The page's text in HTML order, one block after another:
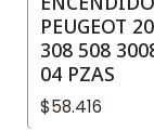
PEUGEOT
308 508
04 PZAS
$58.416